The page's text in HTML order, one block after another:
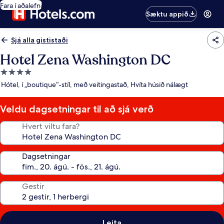
Fara í aðalefni
Sæktu appið
Sjá alla gististaði
Hotel Zena Washington DC
4.0
stjörnu
Hótel, í „boutique“-stíl, með veitingastað, Hvíta húsið nálægt
Veldu dagsetningar til að sjá verð
Hvert viltu fara?
Dagsetningar
Gestir